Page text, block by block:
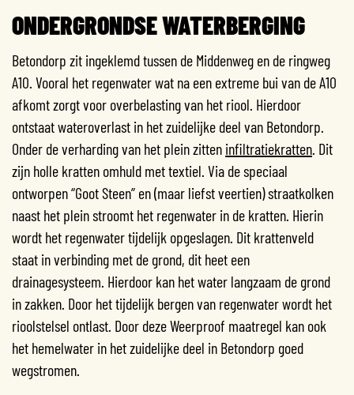
ONDERGRONDSE WATERBERGING
Betondorp zit ingeklemd tussen de Middenweg en de ringweg
A10. Vooral het regenwater wat na een extreme bui van de A10
afkomt zorgt voor overbelasting van het riool. Hierdoor
ontstaat wateroverlast in het zuidelijke deel van Betondorp.
Onder de verharding van het plein zitten infiltratiekratten . Dit
zijn holle kratten omhuld met textiel. Via de speciaal
ontworpen “Goot Steen” en (maar liefst veertien) straatkolken
naast het plein stroomt het regenwater in de kratten. Hierin
wordt het regenwater tijdelijk opgeslagen. Dit krattenveld
staat in verbinding met de grond, dit heet een
drainagesysteem. Hierdoor kan het water langzaam de grond
in zakken. Door het tijdelijk bergen van regenwater wordt het
rioolstelsel ontlast. Door deze Weerproof maatregel kan ook
het hemelwater in het zuidelijke deel in Betondorp goed
wegstromen.